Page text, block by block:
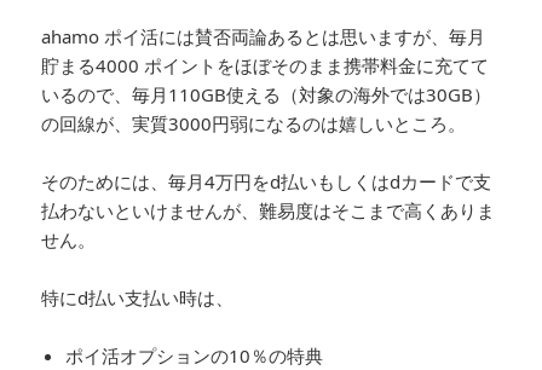
ahamo ポイ活には賛否両論あるとは思いますが、毎月
貯まる4000 ポイントをほぼそのまま携帯料金に充てて
いるので、毎月110GB使える（対象の海外では30GB）
の回線が、実質3000円弱になるのは嬉しいところ。
そのためには、毎月4万円をd払いもしくはdカードで支
払わないといけませんが、難易度はそこまで高くありま
せん。
特にd払い支払い時は、
ポイ活オプションの10％の特典